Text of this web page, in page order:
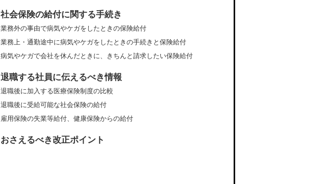
社会保険の給付に関する手続き
業務外の事由で病気やケガをしたときの保険給付
業務上・通勤途中に病気やケガをしたときの手続きと保険給付
病気やケガで会社を休んだときに、きちんと請求したい保険給付
退職する社員に伝えるべき情報
退職後に加入する医療保険制度の比較
退職後に受給可能な社会保険の給付
雇用保険の失業等給付、健康保険からの給付
おさえるべき改正ポイント